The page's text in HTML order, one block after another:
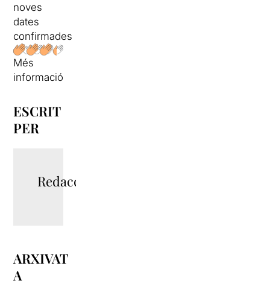
noves
dates
confirmades
Més
informació
ESCRIT
PER
Redacció
ARXIVAT
A